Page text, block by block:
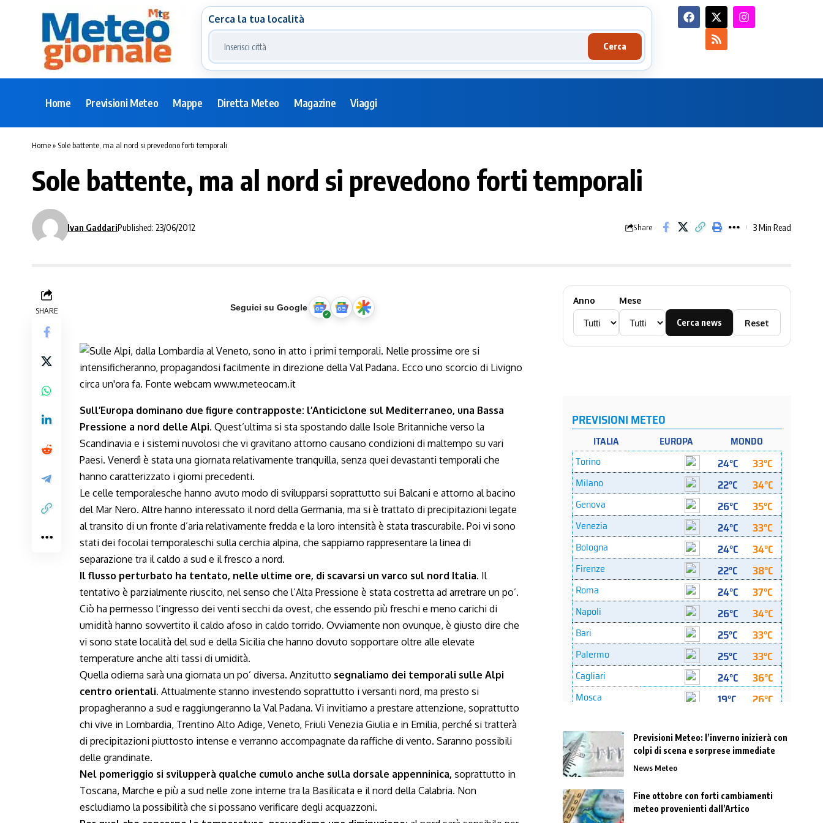
Cerca la tua località
Cerca
Home Previsioni Meteo Mappe Diretta Meteo Magazine Viaggi
Home» Sole battente, ma al nord si prevedono forti temporali
Sole battente, ma al nord si prevedono forti temporali
Ivan GaddariPublished: 23/06/2012 Share 3 Min Read
SHARE Seguici su Google
Sull’Europa dominano due figure contrapposte: l’Anticiclone sul Mediterraneo, una Bassa
Pressione a nord delle Alpi. Quest’ultima si sta spostando dalle Isole Britanniche verso la
Scandinavia e i sistemi nuvolosi che vi gravitano attorno causano condizioni di maltempo su vari
Paesi. Venerdì è stata una giornata relativamente tranquilla, senza quei devastanti temporali che
hanno caratterizzato i giorni precedenti.
Le celle temporalesche hanno avuto modo di svilupparsi soprattutto sui Balcani e attorno al bacino
del Mar Nero. Altre hanno interessato il nord della Germania, ma si è trattato di precipitazioni legate
al transito di un fronte d’aria relativamente fredda e la loro intensità è stata trascurabile. Poi vi sono
stati dei focolai temporaleschi sulla cerchia alpina, che sappiamo rappresentare la linea di
separazione tra il caldo a sud e il fresco a nord.
Il flusso perturbato ha tentato, nelle ultime ore, di scavarsi un varco sul nord Italia. Il
tentativo è parzialmente riuscito, nel senso che l’Alta Pressione è stata costretta ad arretrare un po’.
Ciò ha permesso l’ingresso dei venti secchi da ovest, che essendo più freschi e meno carichi di
umidità hanno sovvertito il caldo afoso in caldo torrido. Ovviamente non ovunque, è giusto dire che
vi sono state località del sud e della Sicilia che hanno dovuto sopportare oltre alle elevate
temperature anche alti tassi di umidità.
Quella odierna sarà una giornata un po’ diversa. Anzitutto segnaliamo dei temporali sulle Alpi
centro orientali. Attualmente stanno investendo soprattutto i versanti nord, ma presto si
propagheranno a sud e raggiungeranno la Val Padana. Vi invitiamo a prestare attenzione, soprattutto
chi vive in Lombardia, Trentino Alto Adige, Veneto, Friuli Venezia Giulia e in Emilia, perché si tratterà
di precipitazioni piuttosto intense e verranno accompagnate da raffiche di vento. Saranno possibili
delle grandinate.
Nel pomeriggio si svilupperà qualche cumulo anche sulla dorsale appenninica, soprattutto in
Toscana, Marche e più a sud nelle zone interne tra la Basilicata e il nord della Calabria. Non
escludiamo la possibilità che si possano verificare degli acquazzoni.
Anno Mese
Cerca news Reset
Previsioni Meteo: l’inverno inizierà con
colpi di scena e sorprese immediate
News Meteo
Fine ottobre con forti cambiamenti
meteo provenienti dall’Artico